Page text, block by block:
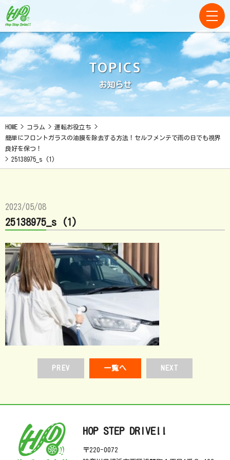
TOPICS
お知らせ
HOME > コラム > 運転お役立ち >
簡単にフロントガラスの油膜を除去する方法！セルフメンテで雨の日でも視界
良好を保つ！
> 25138975_s (1)
2023/05/08
25138975_s (1)
PREV 一覧へ NEXT
HOP STEP DRIVE!!
〒220-0072